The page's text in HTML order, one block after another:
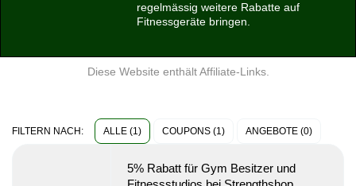
regelmässig weitere Rabatte auf
Fitnessgeräte bringen.
Diese Website enthält Affiliate-Links.
FILTERN NACH: ALLE (1) COUPONS (1) ANGEBOTE (0)
5% Rabatt für Gym Besitzer und